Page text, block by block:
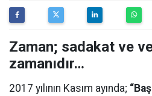
Zaman; sadakat ve
zamanıdır…
2017 yılının Kasım ayında;